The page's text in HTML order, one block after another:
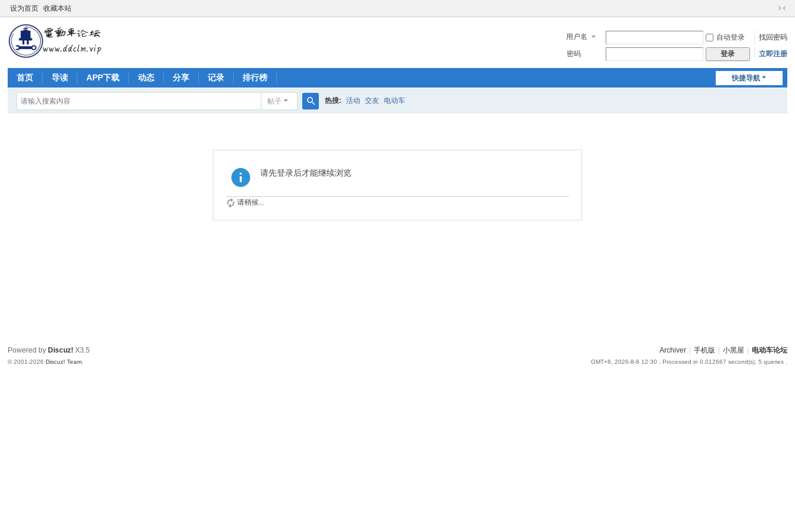
设为首页 收藏本站
切
到
窄
用户名 自动登录
找回密码
密码
登录 立即注册
快捷导航
首页 导读 APP下载 动态 分享 记录 排行榜
帖子 热搜: 活动 交友 电动车
请先登录后才能继续浏览
请稍候...
Archiver 手机版 小黑屋 电动车论坛
GMT+8, 2026-8-6 12:30 , Processed in 0.012667 second(s), 5 queries .
Powered by Discuz! X3.5
© 2001-2026Discuz! Team